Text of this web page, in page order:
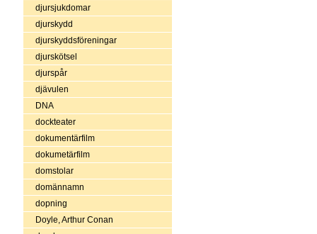
djursjukdomar
djurskydd
djurskyddsföreningar
djurskötsel
djurspår
djävulen
DNA
dockteater
dokumentärfilm
dokumetärfilm
domstolar
domännamn
dopning
Doyle, Arthur Conan